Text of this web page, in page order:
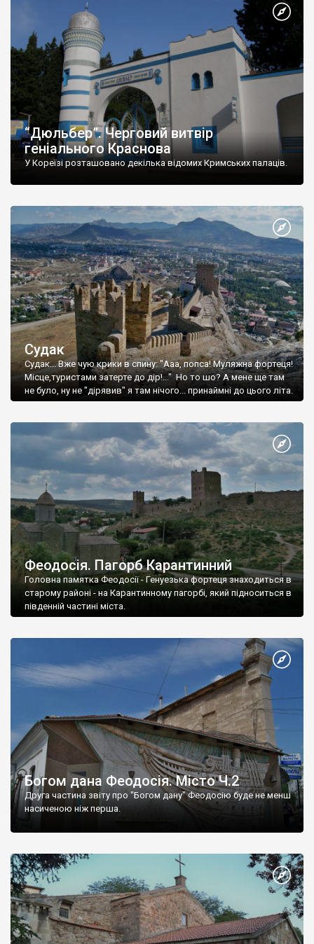
“Дюльбер”. Черговий витвір
геніального Краснова
У Кореїзі розташовано декілька відомих Кримських палаців.
Судак
Судак... Вже чую крики в спину: "Ааа, попса! Муляжна фортеця!
Місце,туристами затерте до дір!..." Но то шо? А мене ще там
не було, ну не "дірявив" я там нічого... принаймні до цього літа.
Феодосія. Пагорб Карантинний
Головна памятка Феодосії - Генуезька фортеця знаходиться в
старому районі - на Карантинному пагорбі, який підноситься в
південній частині міста.
Богом дана Феодосія. Місто Ч.2
Друга частина звіту про "Богом дану" Феодосію буде не менш
насиченою ніж перша.